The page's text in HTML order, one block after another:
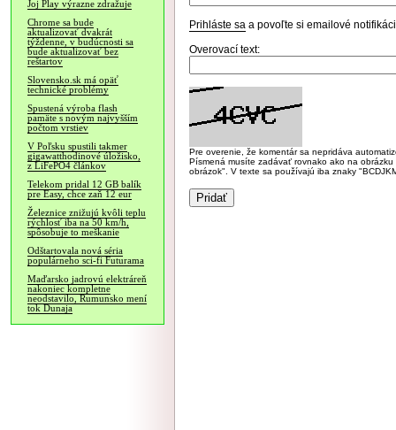
Joj Play výrazne zdražuje
Chrome sa bude
aktualizovať dvakrát
týždenne, v budúcnosti sa
bude aktualizovať bez
reštartov
Slovensko.sk má opäť
technické problémy
Spustená výroba flash
pamäte s novým najvyšším
počtom vrstiev
V Poľsku spustili takmer
gigawatthodinové úložisko,
z LiFePO4 článkov
Telekom pridal 12 GB balík
pre Easy, chce zaň 12 eur
Železnice znižujú kvôli teplu
rýchlosť iba na 50 km/h,
spôsobuje to meškanie
Odštartovala nová séria
populárneho sci-fi Futurama
Maďarsko jadrovú elektráreň
nakoniec kompletne
neodstavilo, Rumunsko mení
tok Dunaja
Prihláste sa a povoľte si emailové
Overovací text:
Pre overenie, že komentár sa nepridáva
Písmená musíte zadávať rovnako ako na
obrázok". V texte sa používajú iba znaky